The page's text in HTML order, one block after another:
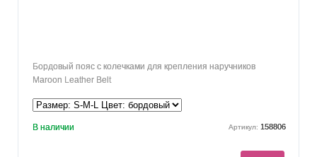
Бордовый пояс с колечками для крепления наручников
Maroon Leather Belt
В наличии Артикул: 158806